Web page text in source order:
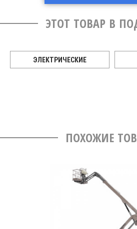
ЭТОТ ТОВАР В
ЭЛЕКТРИЧЕСКИЕ
ПОХОЖИЕ